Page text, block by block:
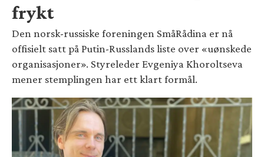
frykt
Den norsk-russiske foreningen SmåRådina er nå
offisielt satt på Putin-Russlands liste over «uønskede
organisasjoner». Styreleder Evgeniya Khoroltseva
mener stemplingen har ett klart formål.